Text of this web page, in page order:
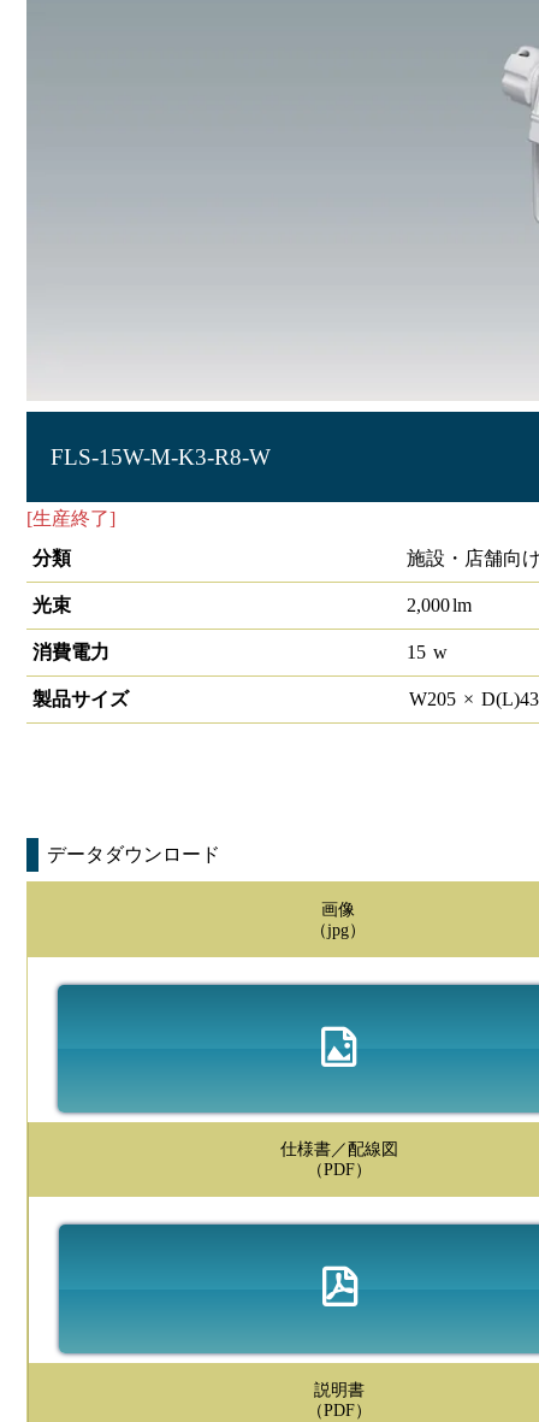
FLS-15W-M-K3-R8-W
[生産終了]
分類
施設・店舗向
光束 2,000lm
消費電力 15 w
製品サイズ W205 × D(L)
データダウンロード
画像
（jpg）
仕様書／配線図
（PDF）
説明書
（PDF）